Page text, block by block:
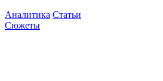
Аналитика Статьи
Сюжеты